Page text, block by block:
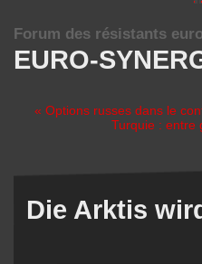
EURO-
Forum des résistants
« Options russes dans le
Turquie : entre
Die Arktis